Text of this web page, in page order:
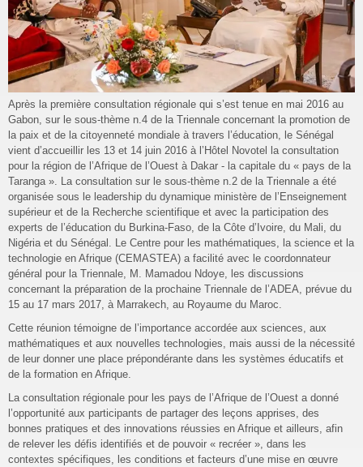
Après la première consultation régionale qui s’est tenue en mai 2016 au
Gabon, sur le sous-thème n.4 de la Triennale concernant la promotion de
la paix et de la citoyenneté mondiale à travers l’éducation, le Sénégal
vient d’accueillir les 13 et 14 juin 2016 à l’Hôtel Novotel la consultation
pour la région de l’Afrique de l’Ouest à Dakar - la capitale du « pays de la
Taranga ». La consultation sur le sous-thème n.2 de la Triennale a été
organisée sous le leadership du dynamique ministère de l’Enseignement
supérieur et de la Recherche scientifique et avec la participation des
experts de l’éducation du Burkina-Faso, de la Côte d’Ivoire, du Mali, du
Nigéria et du Sénégal. Le Centre pour les mathématiques, la science et la
technologie en Afrique (CEMASTEA) a facilité avec le coordonnateur
général pour la Triennale, M. Mamadou Ndoye, les discussions
concernant la préparation de la prochaine Triennale de l’ADEA, prévue du
15 au 17 mars 2017, à Marrakech, au Royaume du Maroc.
Cette réunion témoigne de l’importance accordée aux sciences, aux
mathématiques et aux nouvelles technologies, mais aussi de la nécessité
de leur donner une place prépondérante dans les systèmes éducatifs et
de la formation en Afrique.
La consultation régionale pour les pays de l’Afrique de l’Ouest a donné
l’opportunité aux participants de partager des leçons apprises, des
bonnes pratiques et des innovations réussies en Afrique et ailleurs, afin
de relever les défis identifiés et de pouvoir « recréer », dans les
contextes spécifiques, les conditions et facteurs d’une mise en œuvre